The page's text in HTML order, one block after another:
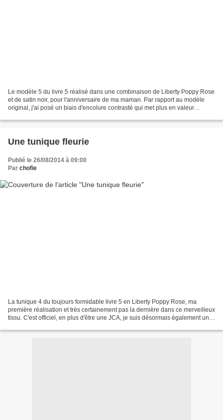
Le modèle 5 du livre 5 réalisé dans une combinaison de Liberty Poppy Rose
et de satin noir, pour l'anniversaire de ma maman. Par rapport au modèle
original, j'ai posé un biais d'encolure contrasté qui met plus en valeur
Une tunique fleurie
Publié le 26/08/2014 à 09:00
Par chofie
La tunique 4 du toujours formidable livre 5 en Liberty Poppy Rose, ma
première réalisation et très certainement pas la dernière dans ce merveilleux
tissu. C'est officiel, en plus d'être une JCA, je suis désormais également une